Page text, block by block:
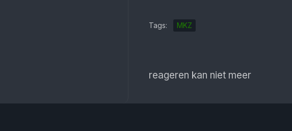
Tags: MKZ
reageren kan niet meer